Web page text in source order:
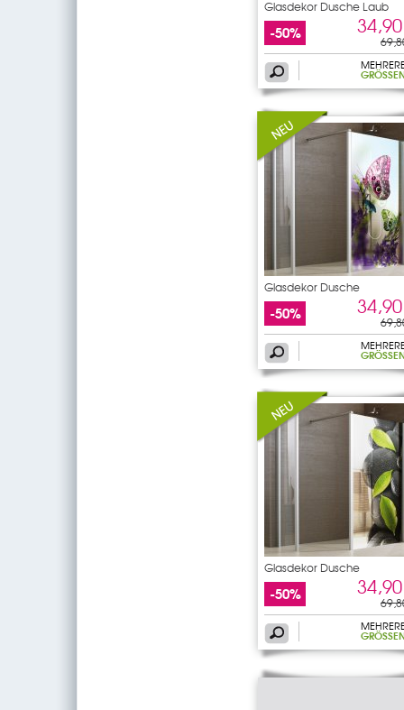
Glasdekor Dusche Laub
-50%
GRÖSSEN
Glasdekor Dusche
-50%
GRÖSSEN
Glasdekor Dusche
Kieselsteine
-50%
GRÖSSEN